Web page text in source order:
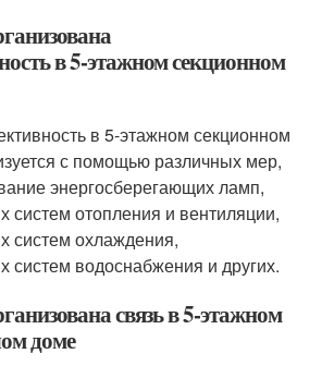
в 5-этажном секционном
в 5-этажном секционном
с помощью различных мер,
энергосберегающих ламп,
систем отопления и вентиляции,
систем охлаждения,
систем водоснабжения и других.
связь в 5-этажном
доме